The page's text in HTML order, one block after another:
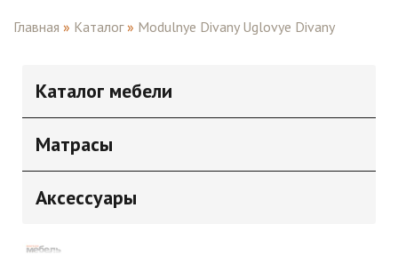
Главная » Каталог » Modulnye Divany Uglovye Divany
Каталог мебели
Матрасы
Аксессуары